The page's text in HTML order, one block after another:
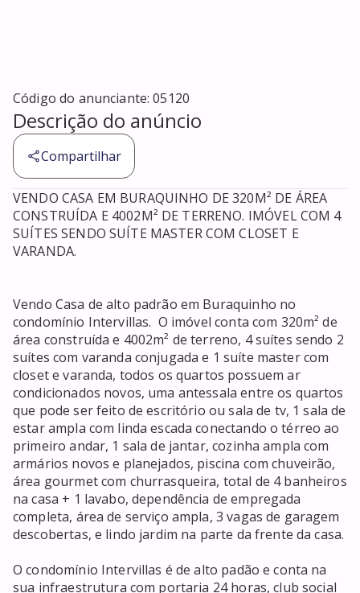
Código do anunciante:05120
Descrição do anúncio
Compartilhar
VENDO CASA EM BURAQUINHO DE 320M² DE ÁREA
CONSTRUÍDA E 4002M² DE TERRENO. IMÓVEL COM 4
SUÍTES SENDO SUÍTE MASTER COM CLOSET E
VARANDA.
Vendo Casa de alto padrão em Buraquinho no
condomínio Intervillas.  O imóvel conta com 320m² de
área construída e 4002m² de terreno, 4 suítes sendo 2
suítes com varanda conjugada e 1 suíte master com
closet e varanda, todos os quartos possuem ar
condicionados novos, uma antessala entre os quartos
que pode ser feito de escritório ou sala de tv, 1 sala de
estar ampla com linda escada conectando o térreo ao
primeiro andar, 1 sala de jantar, cozinha ampla com
armários novos e planejados, piscina com chuveirão,
área gourmet com churrasqueira, total de 4 banheiros
na casa + 1 lavabo, dependência de empregada
completa, área de serviço ampla, 3 vagas de garagem
descobertas, e lindo jardim na parte da frente da casa.
O condomínio Intervillas é de alto padão e conta na
sua infraestrutura com portaria 24 horas, club social